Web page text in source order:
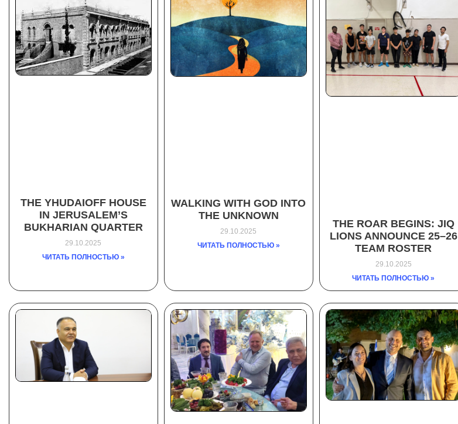
THE YHUDAIOFF HOUSE
IN JERUSALEM’S
BUKHARIAN QUARTER
29.10.2025
ЧИТАТЬ ПОЛНОСТЬЮ »
WALKING WITH GOD INTO
THE UNKNOWN
29.10.2025
ЧИТАТЬ ПОЛНОСТЬЮ »
THE ROAR BEGINS: JIQ
LIONS ANNOUNCE 25–26
TEAM ROSTER
29.10.2025
ЧИТАТЬ ПОЛНОСТЬЮ »